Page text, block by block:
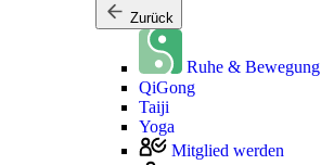
Zurück
Ruhe & Bewegung
QiGong
Taiji
Yoga
Mitglied werden